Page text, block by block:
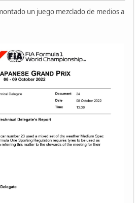
un juego mezclado de medios a